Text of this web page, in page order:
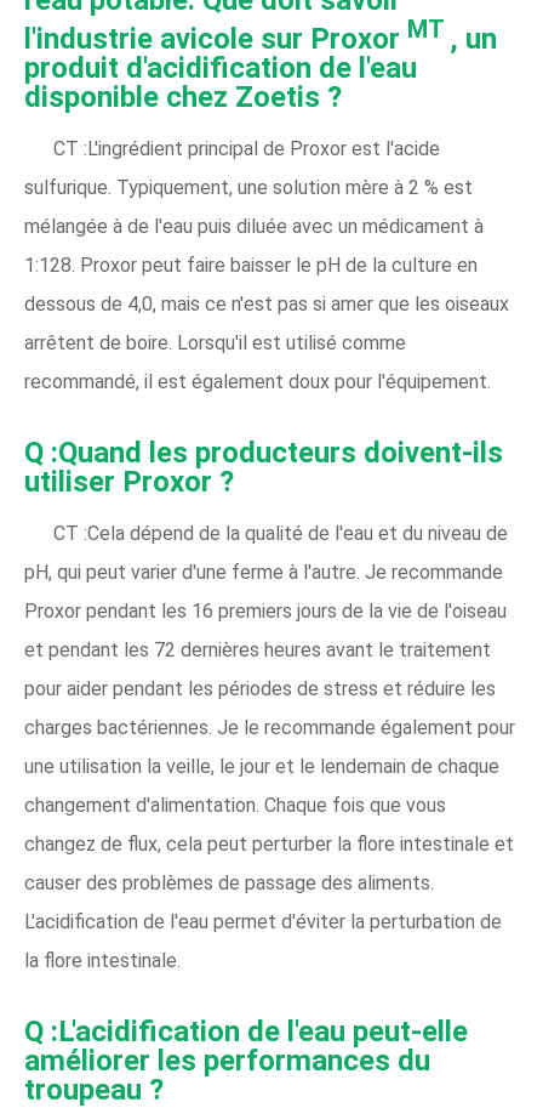
l'industrie avicole sur Proxor MT , un
produit d'acidification de l'eau
disponible chez Zoetis ?
CT :L'ingrédient principal de Proxor est l'acide
sulfurique. Typiquement, une solution mère à 2 % est
mélangée à de l'eau puis diluée avec un médicament à
1:128. Proxor peut faire baisser le pH de la culture en
dessous de 4,0, mais ce n'est pas si amer que les oiseaux
arrêtent de boire. Lorsqu'il est utilisé comme
recommandé, il est également doux pour l'équipement.
Q :Quand les producteurs doivent-ils
utiliser Proxor ?
CT :Cela dépend de la qualité de l'eau et du niveau de
pH, qui peut varier d'une ferme à l'autre. Je recommande
Proxor pendant les 16 premiers jours de la vie de l'oiseau
et pendant les 72 dernières heures avant le traitement
pour aider pendant les périodes de stress et réduire les
charges bactériennes. Je le recommande également pour
une utilisation la veille, le jour et le lendemain de chaque
changement d'alimentation. Chaque fois que vous
changez de flux, cela peut perturber la ﬂore intestinale et
causer des problèmes de passage des aliments.
L'acidification de l'eau permet d'éviter la perturbation de
la ﬂore intestinale.
Q :L'acidification de l'eau peut-elle
améliorer les performances du
troupeau ?